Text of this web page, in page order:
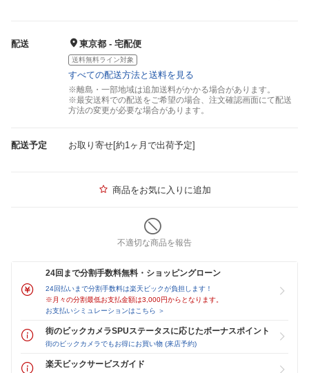
配送 東京都 - 宅配便
送料無料ライン対象
すべての配送方法と送料を見る
※離島・一部地域は追加送料がかかる場合があります。
※最安送料での配送をご希望の場合、注文確認画面にて配送
方法の変更が必要な場合があります。
配送予定 お取り寄せ[約1ヶ月で出荷予定]
商品をお気に入りに追加
不適切な商品を報告
24回まで分割手数料無料・ショッピングローン
24回払いまで分割手数料は楽天ビックが負担します！
※月々の分割最低お支払金額は3,000円からとなります。
お支払いシミュレーションはこちら ＞
街のビックカメラSPUステータスに応じたボーナスポイント
街のビックカメラでもお得にお買い物 (来店予約)
楽天ビックサービスガイド